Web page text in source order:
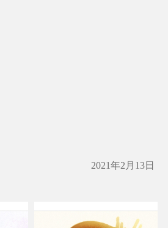
2021年2月13日